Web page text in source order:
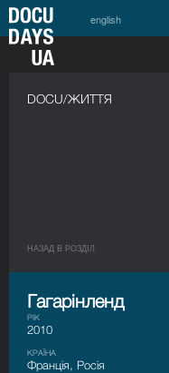
english
DOCU/ЖИТТЯ
НАЗАД В РОЗДIЛ
Гагарінленд
РІК
2010
КРАЇНА
Франція, Росія